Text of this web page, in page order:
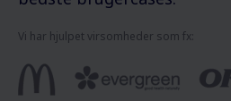
Vi har hjulpet virsomheder som fx: